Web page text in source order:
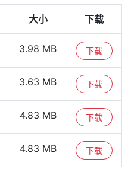
大小 下载
3.98 MB 下载
3.63 MB 下载
4.83 MB 下载
4.83 MB 下载